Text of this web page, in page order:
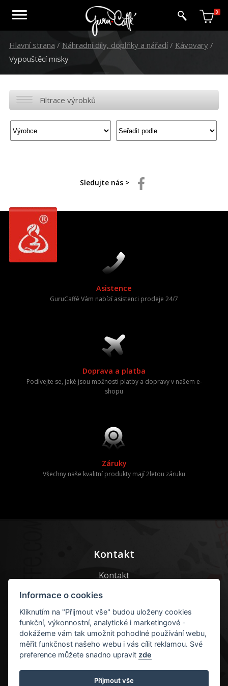
Informace o cookies
Kliknutím na "Přijmout vše" budou uloženy cookies
funkční, výkonnostní, analytické i marketingové -
dokážeme vám tak umožnit pohodlné používání webu,
měřit funkčnost našeho webu i vás cílit reklamou. Své
preference můžete snadno upravit zde
Příjmout vše
0
Hlavní strana / Náhradní díly, doplňky a nářadí/ Kávovary/
Vypouštěcí misky
Filtrace výrobků
Sledujte nás >
Asistence
GuruCaffé Vám nabízí asistenci prodeje 24/7
Doprava a platba
Podívejte se, jaké jsou možnosti platby a dopravy v našem e-
shopu
Záruky
Všechny naše kvalitní produkty mají 2letou záruku
Kontakt
Kontakt
Kontaktní formulář
E-mail:info@guru-caffe.cz
+420 605 55 77 22